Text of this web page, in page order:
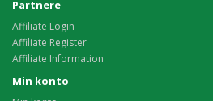
Partnere
Affiliate Login
Affiliate Register
Affiliate Information
Min konto